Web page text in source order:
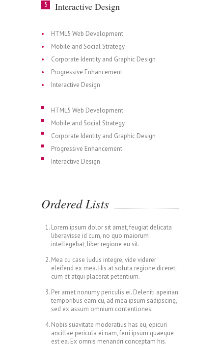
Interactive Design
HTML5 Web Development
Mobile and Social Strategy
Corporate Identity and Graphic Design
Progressive Enhancement
Interactive Design
HTML5 Web Development
Mobile and Social Strategy
Corporate Identity and Graphic Design
Progressive Enhancement
Interactive Design
Ordered Lists
Lorem ipsum dolor sit amet, feugiat delicata
liberavisse id cum, no quo maiorum
intellegebat, liber regione eu sit.
Mea cu case ludus integre, vide viderer
eleifend ex mea. His at soluta regione diceret,
cum et atqui placerat petentium.
Per amet nonumy periculis ei. Deleniti apeirian
temporibus eam cu, ad mea ipsum sadipscing,
sed ex assum omnium contentiones.
Nobis suavitate moderatius has eu, epicuri
ancillae pericula ei nam, ferri ipsum quaeque
est ea. Ex omnis menandri conceptam his.